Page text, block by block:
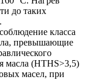
до таких
класса
превышающие
масла (HTHS>3,5)
масел, при